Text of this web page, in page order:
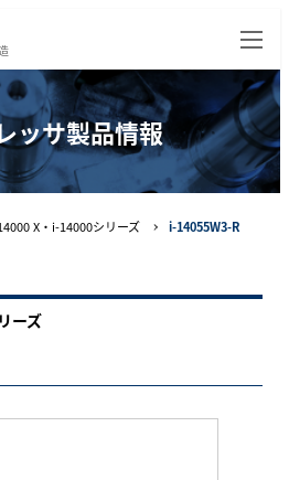
ッサ製品情報
X・i-14000シリーズ i-14055W3-R
ーズ